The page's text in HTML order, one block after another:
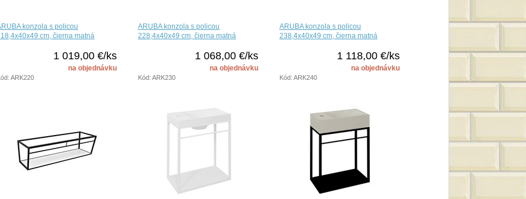
konzola s policou
cm, čierna matná
1 019,00 €/ks
na objednávku
ARK220
ARUBA konzola s policou
228,4x40x49 cm, čierna matná
1 068,00 €/ks
na objednávku
Kód: ARK230
ARUBA konzola s policou
238,4x40x49 cm, čierna matná
1 118,00 €/ks
na objednávku
Kód: ARK240